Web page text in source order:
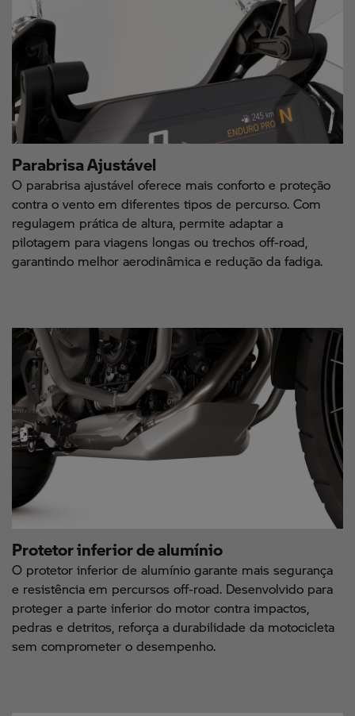
Parabrisa Ajustável
O parabrisa ajustável oferece mais conforto e proteção
contra o vento em diferentes tipos de percurso. Com
regulagem prática de altura, permite adaptar a
pilotagem para viagens longas ou trechos off-road,
garantindo melhor aerodinâmica e redução da fadiga.
Protetor inferior de alumínio
O protetor inferior de alumínio garante mais segurança
e resistência em percursos off-road. Desenvolvido para
proteger a parte inferior do motor contra impactos,
pedras e detritos, reforça a durabilidade da motocicleta
sem comprometer o desempenho.